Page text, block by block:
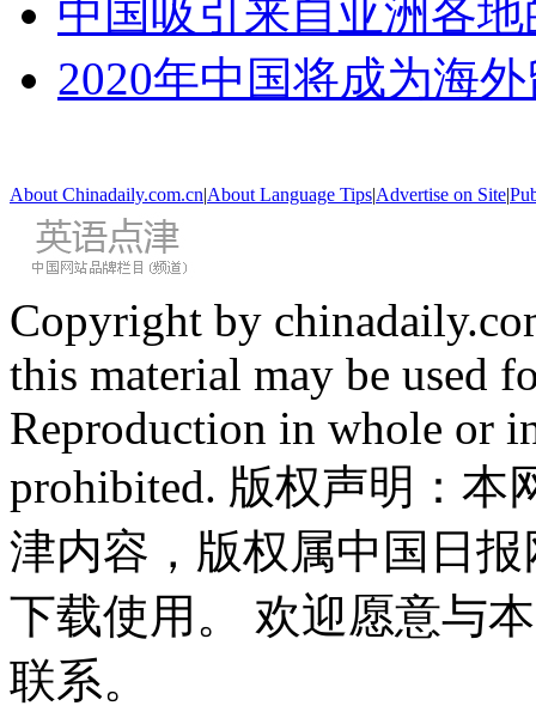
中国吸引来自亚洲各
2020年中国将成为海
About Chinadaily.com.cn|About Language Tips|Advertise on Site|
Copyright by
this material may be used
Reproduction in whole or
prohibited. 版权声明：
津内容，版权属中国日
下载使用。 欢迎愿意与
联系。